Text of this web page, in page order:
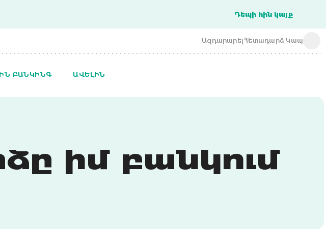
Դեպի հին կայք
ԱզդարարելՀետադարձ Կապ
ԲԱՆԿԻՆԳ ԱՎԵԼԻՆ
իմ բանկում